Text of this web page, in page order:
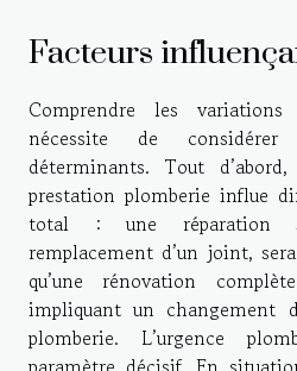
Facteurs
Comprendre les
nécessite de considérer
déterminants. Tout
prestation plomberie influe
total : une réparation
remplacement d’un joint,
qu’une rénovation
impliquant un changement
plomberie. L’urgence